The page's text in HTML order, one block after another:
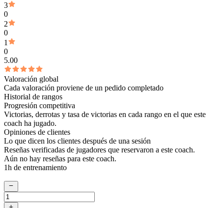
3
0
2
0
1
0
5.00
Valoración global
Cada valoración proviene de un pedido completado
Historial de rangos
Progresión competitiva
Victorias, derrotas y tasa de victorias en cada rango en el que este
coach ha jugado.
Opiniones de clientes
Lo que dicen los clientes después de una sesión
Reseñas verificadas de jugadores que reservaron a este coach.
Aún no hay reseñas para este coach.
1h de entrenamiento